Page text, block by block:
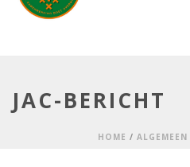
JAC-BERICHT
HOME / ALGEMEEN